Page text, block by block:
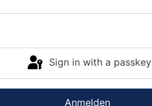
Sign in with a passkey
Anmelden